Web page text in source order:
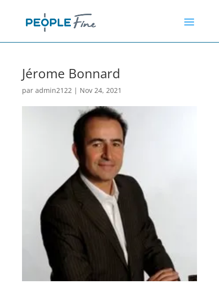
Jérome Bonnard
par admin2122| Nov 24, 2021